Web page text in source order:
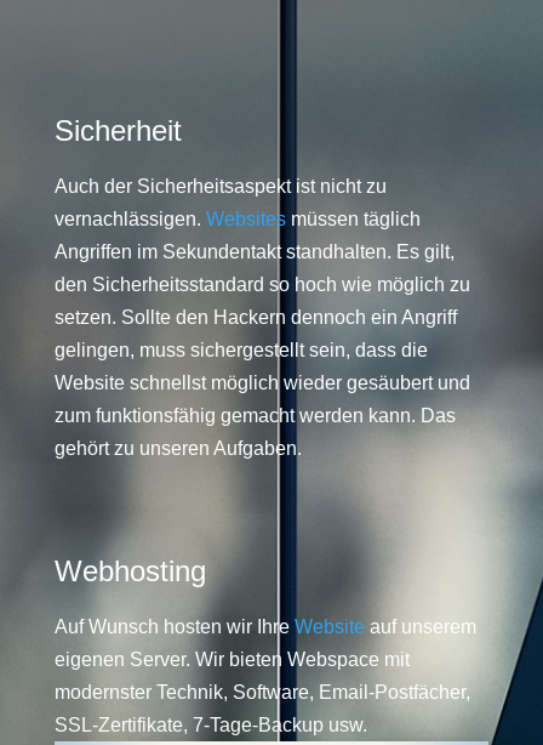
Sicherheit
Auch der Sicherheitsaspekt ist nicht zu
vernachlässigen. Websitesmüssen täglich
Angriffen im Sekundentakt standhalten. Es gilt,
den Sicherheitsstandard so hoch wie möglich zu
setzen. Sollte den Hackern dennoch ein Angriff
gelingen, muss sichergestellt sein, dass die
Website schnellst möglich wieder gesäubert und
zum funktionsfähig gemacht werden kann. Das
gehört zu unseren Aufgaben.
Webhosting
Auf Wunsch hosten wir Ihre Website auf unserem
eigenen Server. Wir bieten Webspace mit
modernster Technik, Software, Email-Postfächer,
SSL-Zertifikate, 7-Tage-Backup usw.